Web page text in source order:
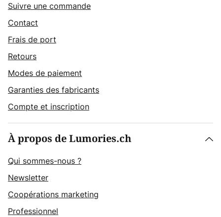
Suivre une commande
Contact
Frais de port
Retours
Modes de paiement
Garanties des fabricants
Compte et inscription
À propos de Lumories.ch
Qui sommes-nous ?
Newsletter
Coopérations marketing
Professionnel